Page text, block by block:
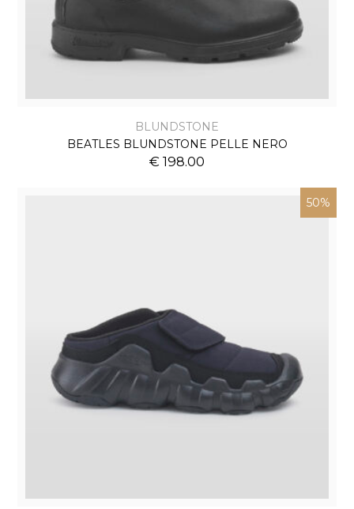
BLUNDSTONE
BEATLES BLUNDSTONE PELLE NERO
€ 198.00
50%